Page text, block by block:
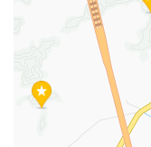
주최자 연락처